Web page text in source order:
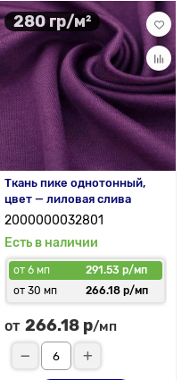
280 гр/м²
Ткань пике однотонный,
цвет — лиловая слива
2000000032801
Есть в наличии
от 6 мп
291.53 р/мп
от 30 мп
266.18 р/мп
от 266.18 р/мп